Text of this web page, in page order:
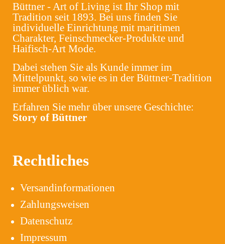
Büttner - Art of Living ist Ihr Shop mit
Tradition seit 1893. Bei uns finden Sie
individuelle Einrichtung mit maritimen
Charakter, Feinschmecker-Produkte und
Haifisch-Art Mode.
Dabei stehen Sie als Kunde immer im
Mittelpunkt, so wie es in der Büttner-Tradition
immer üblich war.
Erfahren Sie mehr über unsere Geschichte:
Story of Büttner
Rechtliches
Versandinformationen
Zahlungsweisen
Datenschutz
Impressum